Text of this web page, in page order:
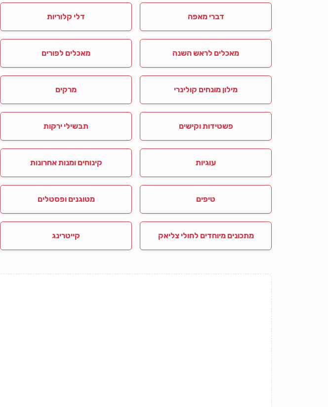
דברי מאפה דלי קלוריות
מאכלים לראש השנה מאכלים לפורים
מילון מונחים קולינרי מרקים
פשטידות וקישים תבשילי ירקות
עוגיות קינוחים ומנות אחרונות
טיפים מטוגנים ופסטלים
מתכונים מיוחדים לחולי צליאק קייטרינג